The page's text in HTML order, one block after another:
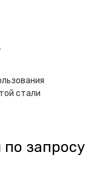
стали
по запросу